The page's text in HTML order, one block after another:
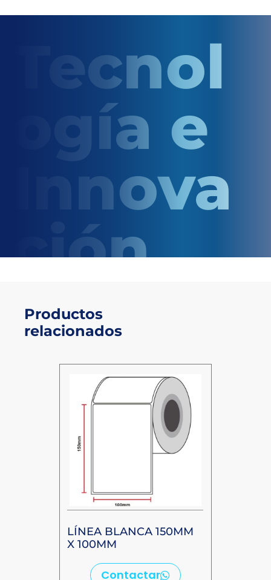
Tecnol
ogía e
Innova
ción
Productos
relacionados
LÍNEA BLANCA 150MM
X 100MM